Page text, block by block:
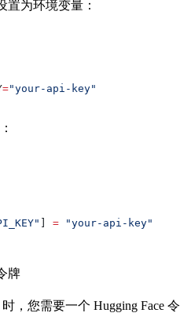
置为环境变量：
="your-api-key"
] = "your-api-key"
牌
时，您需要一个 Hugging Face 令